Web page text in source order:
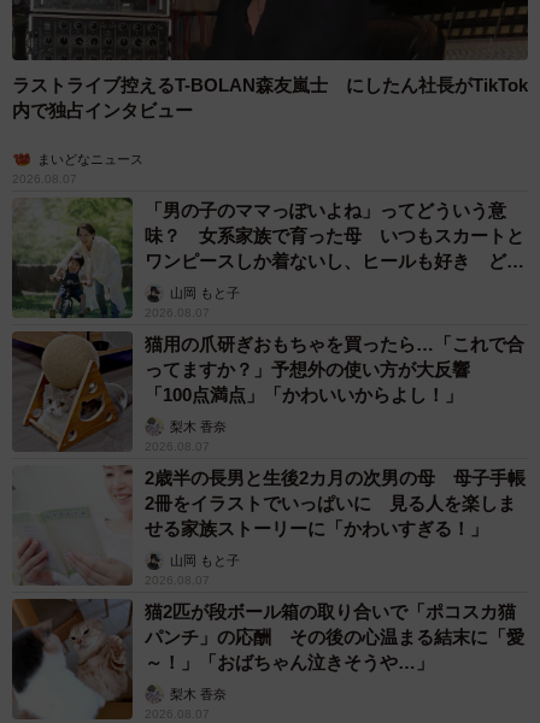
ラストライブ控えるT-BOLAN森友嵐士 にしたん社長がTikTok
内で独占インタビュー
まいどなニュース
2026.08.07
「男の子のママっぽいよね」ってどういう意
味？ 女系家族で育った母 いつもスカートと
ワンピースしか着ないし、ヒールも好き どの
へんが…
山岡 もと子
2026.08.07
猫用の爪研ぎおもちゃを買ったら…「これで合
ってますか？」予想外の使い方が大反響
「100点満点」「かわいいからよし！」
梨木 香奈
2026.08.07
2歳半の長男と生後2カ月の次男の母 母子手帳
2冊をイラストでいっぱいに 見る人を楽しま
せる家族ストーリーに「かわいすぎる！」
山岡 もと子
2026.08.07
猫2匹が段ボール箱の取り合いで「ポコスカ猫
パンチ」の応酬 その後の心温まる結末に「愛
～！」「おばちゃん泣きそうや…」
梨木 香奈
2026.08.07